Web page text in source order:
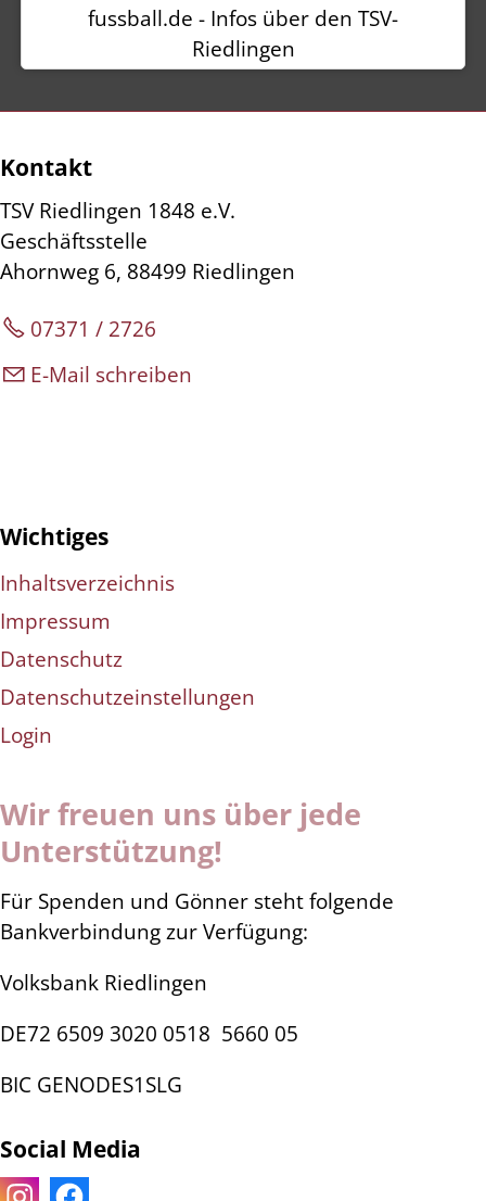
fussball.de - Infos über den TSV-
Riedlingen
Kontakt
TSV Riedlingen 1848 e.V.
Geschäftsstelle
Ahornweg 6, 88499 Riedlingen
07371 / 2726
E-Mail schreiben
Wichtiges
Inhaltsverzeichnis
Impressum
Datenschutz
Datenschutzeinstellungen
Login
Wir freuen uns über jede
Unterstützung!
Für Spenden und Gönner steht folgende
Bankverbindung zur Verfügung:
Volksbank Riedlingen
DE72 6509 3020 0518 5660 05
BIC GENODES1SLG
Social Media